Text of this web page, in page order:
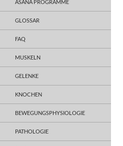
ASANA PROGRAMME
GLOSSAR
FAQ
MUSKELN
GELENKE
KNOCHEN
BEWEGUNGSPHYSIOLOGIE
PATHOLOGIE